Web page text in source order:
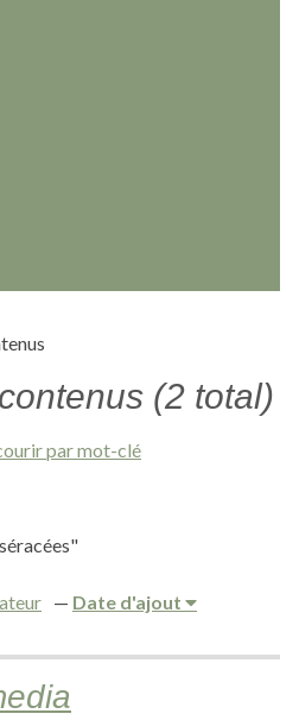
(2 total)
par mot-clé
Date d'ajout